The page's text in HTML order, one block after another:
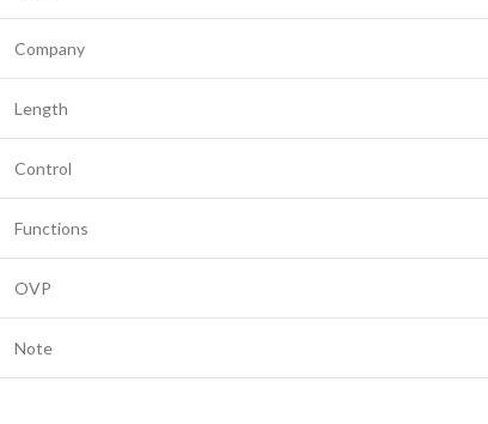
Company
Length
Control
Functions
OVP
Note